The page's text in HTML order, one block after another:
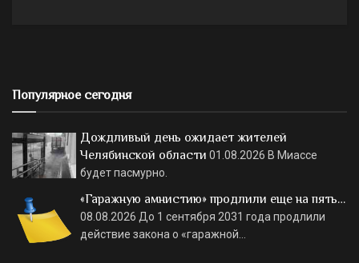
Популярное сегодня
Дождливый день ожидает жителей
Челябинской области 01.08.2026 В Миассе
будет пасмурно.
«Гаражную амнистию» продлили еще на пять…
08.08.2026 До 1 сентября 2031 года продлили
действие закона о «гаражной…